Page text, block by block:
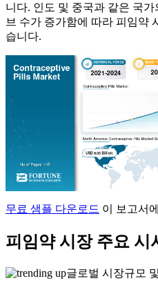
니다. 인도 및 중국과 같은 국
브 수가 증가함에 따라 피임약
습니다.
무료 샘플 다운로드 이 보고서
피임약 시장 주요 시
글로벌 시장규모